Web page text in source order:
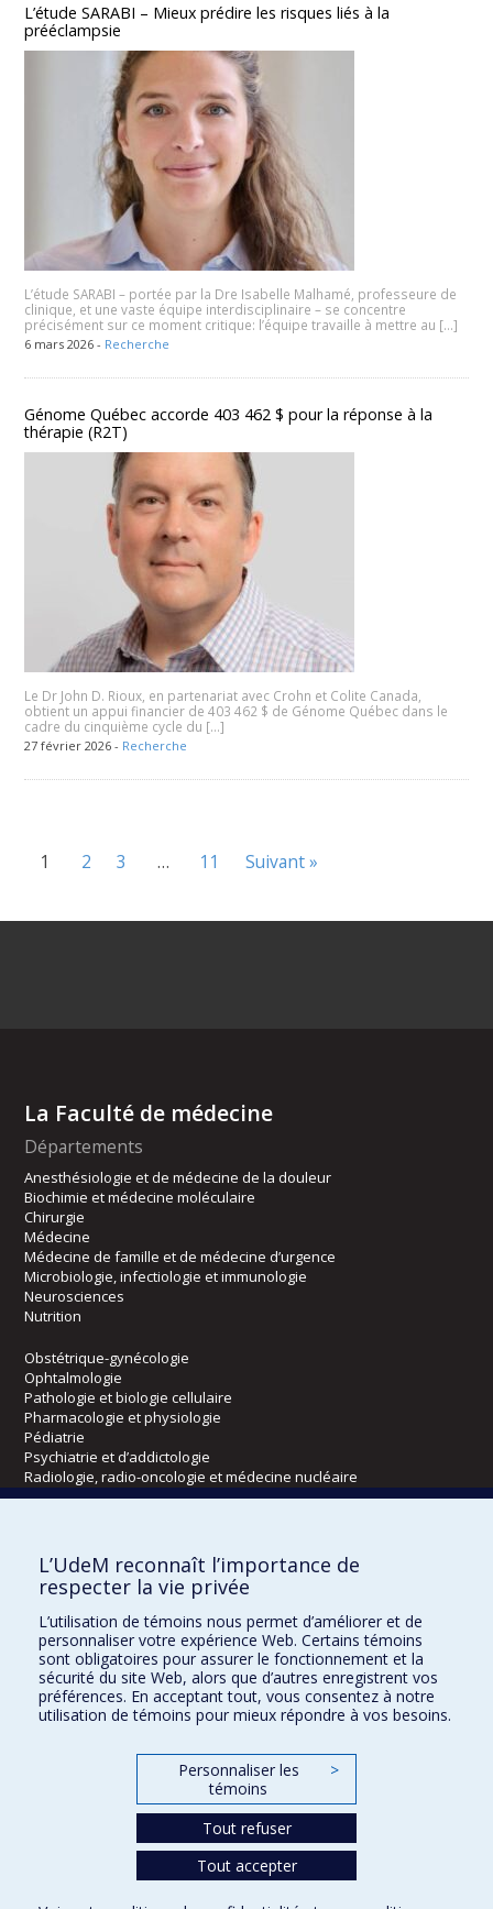
L’étude SARABI – Mieux prédire les risques liés à la
prééclampsie
L’étude SARABI – portée par la Dre Isabelle Malhamé, professeure de
clinique, et une vaste équipe interdisciplinaire – se concentre
précisément sur ce moment critique: l’équipe travaille à mettre au […]
6 mars 2026 - Recherche
Génome Québec accorde 403 462 $ pour la réponse à la
thérapie (R2T)
Le Dr John D. Rioux, en partenariat avec Crohn et Colite Canada,
obtient un appui financier de 403 462 $ de Génome Québec dans le
cadre du cinquième cycle du […]
27 février 2026 - Recherche
1 2 3 … 11 Suivant »
La Faculté de médecine
Départements
Anesthésiologie et de médecine de la douleur
Biochimie et médecine moléculaire
Chirurgie
Médecine
Médecine de famille et de médecine d’urgence
Microbiologie, infectiologie et immunologie
Neurosciences
Nutrition
Obstétrique-gynécologie
Ophtalmologie
Pathologie et biologie cellulaire
Pharmacologie et physiologie
Pédiatrie
Psychiatrie et d’addictologie
Radiologie, radio-oncologie et médecine nucléaire
Écoles
Kinésiologie et des sciences de l’activité physique
Orthophonie et audiologie
Réadaptation
Directions
DPC
CPASS
L’UdeM reconnaît l’importance de
respecter la vie privée
L’utilisation de témoins nous permet d’améliorer et de
personnaliser votre expérience Web. Certains témoins
sont obligatoires pour assurer le fonctionnement et la
sécurité du site Web, alors que d’autres enregistrent vos
préférences. En acceptant tout, vous consentez à notre
utilisation de témoins pour mieux répondre à vos besoins.
Personnaliser les
témoins
>
Tout refuser
Tout accepter